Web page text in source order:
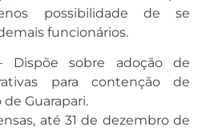
possibilidade de se
funcionários.
Dispõe sobre adoção de
para contenção de
Guarapari.
até 31 de dezembro de